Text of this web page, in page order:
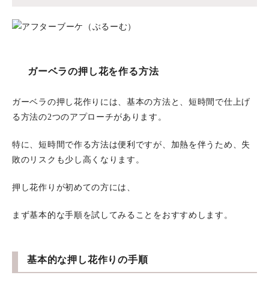
ガーベラの押し花を作る方法
ガーベラの押し花作りには、基本の方法と、短時間で仕上げ
る方法の2つのアプローチがあります。
特に、短時間で作る方法は便利ですが、加熱を伴うため、失
敗のリスクも少し高くなります。
押し花作りが初めての方には、
まず基本的な手順を試してみることをおすすめします。
基本的な押し花作りの手順